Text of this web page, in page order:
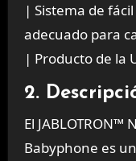
| Sistema de
adecuado para
| Producto de la
2.
El
Babyphone es